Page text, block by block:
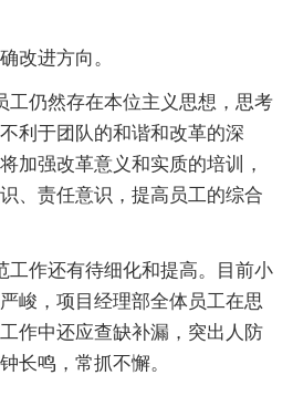
改进方向。
工仍然存在本位主义思想，思考
利于团队的和谐和改革的深
加强改革意义和实质的培训，
、责任意识，提高员工的综合
工作还有待细化和提高。目前小
峻，项目经理部全体员工在思
作中还应查缺补漏，突出人防
长鸣，常抓不懈。